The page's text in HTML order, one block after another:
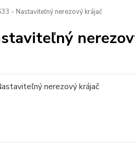
- Nastaviteľný nerezový krájač